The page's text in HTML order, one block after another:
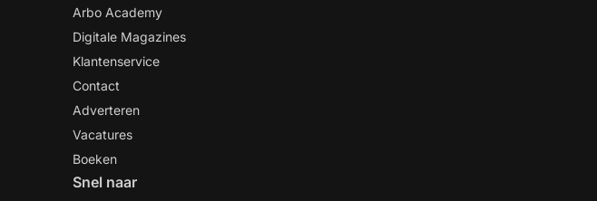
Arbo Academy
Digitale Magazines
Klantenservice
Contact
Adverteren
Vacatures
Boeken
Snel naar